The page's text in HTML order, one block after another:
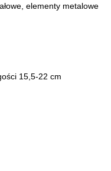
elementy metalowe
15,5-22 cm